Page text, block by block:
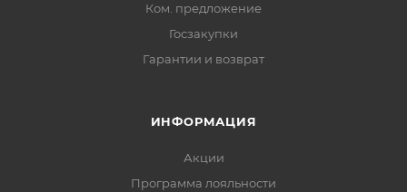
Ком. предложение
Госзакупки
Гарантии и возврат
ИНФОРМАЦИЯ
Акции
Программа лояльности